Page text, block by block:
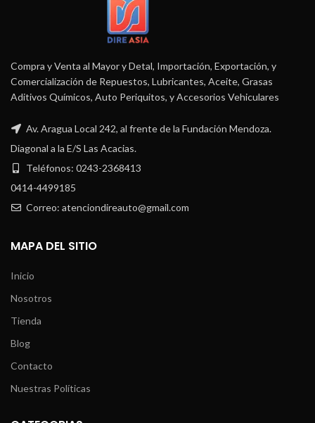
Compra y Venta al Mayor y Detal, Importación, Exportación, y
Comercialización de Repuestos, Lubricantes, Aceite, Grasas
Aditivos Químicos, Auto Periquitos, y Accesorios Vehiculares
Av. Aragua Local 242, al frente de la Fundación Mendoza.
Diagonal a la E/S Las Acacias.
Teléfonos: 0243-2368413
0414-4499185
Correo: atenciondireauto@gmail.com
MAPA DEL SITIO
Inicio
Nosotros
Tienda
Blog
Contacto
Nuestras Políticas